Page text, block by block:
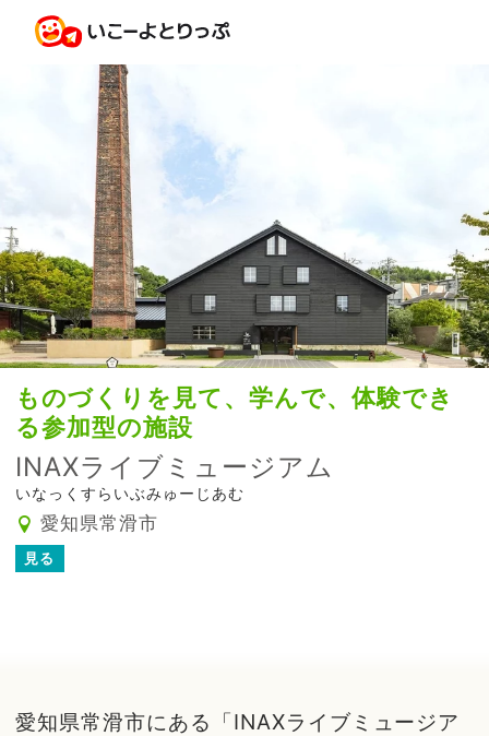
ものづくりを見て、学んで、体験でき
る参加型の施設
INAXライブミュージアム
いなっくすらいぶみゅーじあむ
愛知県常滑市
見る
愛知県常滑市にある「INAXライブミュージア